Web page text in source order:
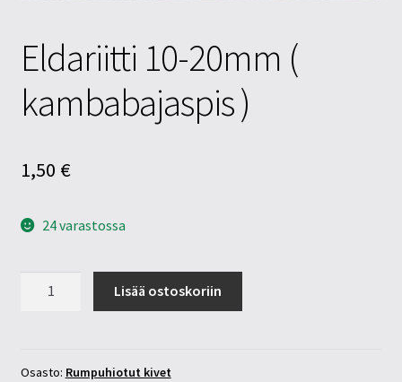
Eldariitti 10-20mm (
kambabajaspis )
1,50 €
24 varastossa
kambabajaspis
Lisää ostoskoriin
Osasto: Rumpuhiotut kivet